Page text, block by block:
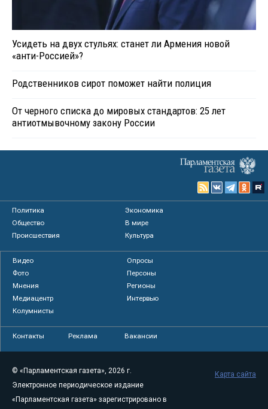
Усидеть на двух стульях: станет ли Армения новой
«анти-Россией»?
Родственников сирот поможет найти полиция
От черного списка до мировых стандартов: 25 лет
антиотмывочному закону России
Политика
Экономика
Общество
В мире
Происшествия
Культура
Видео
Опросы
Фото
Персоны
Мнения
Регионы
Медиацентр
Интервью
Колумнисты
Контакты Реклама Вакансии
© «Парламентская газета», 2026 г.
Электронное периодическое издание
«Парламентская газета» зарегистрировано в
Карта сайта